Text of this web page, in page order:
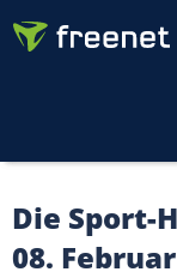
Die Sport-
08. Februar